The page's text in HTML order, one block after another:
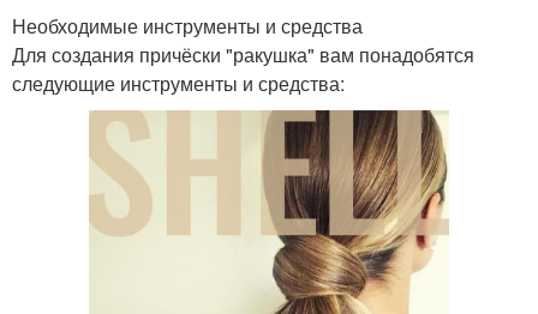
Необходимые инструменты и средства
Для создания причёски "ракушка" вам понадобятся
следующие инструменты и средства: